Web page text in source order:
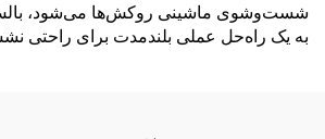
شست‌وشوی ماشینی روکش‌ها می‌شود،
به یک راه‌حل عملی بلندمدت برای راحتی